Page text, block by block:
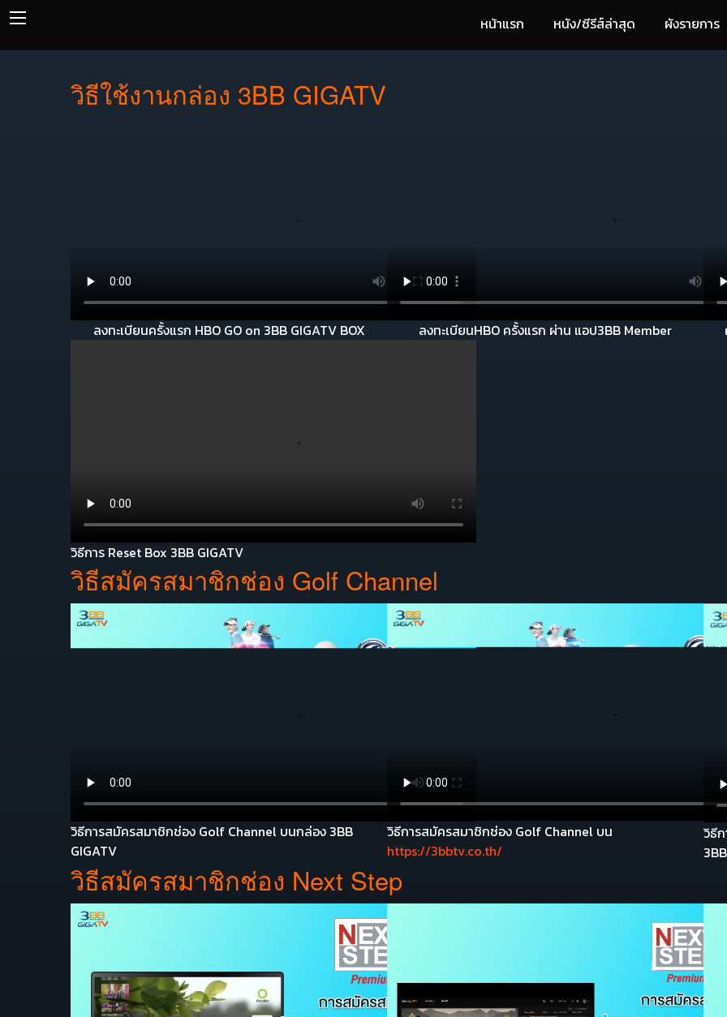
หน้าแรก หนัง/ซีรีส์ล่าสุด ผังรายการ
วิธีใช้งานกล่อง 3BB GIGATV
ลงทะเบียนครั้งแรก HBO GO on 3BB GIGATV BOX
วิธีการ Reset Box 3BB GIGATV
ลงทะเบียนHBO ครั้งแรก ผ่าน แอป3BB Member
วิธีสมัครสมาชิกช่อง Golf Channel
วิธีการสมัครสมาชิกช่อง Golf Channel บนกล่อง 3BB
GIGATV
วิธีการสมัครสมาชิกช่อง Golf Channel บน
https://3bbtv.co.th/
วิธี
วิธีสมัครสมาชิกช่อง Next Step